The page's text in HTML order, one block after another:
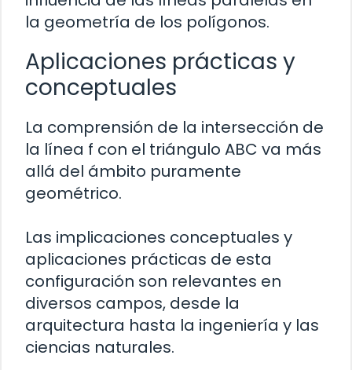
la geometría de los polígonos.
Aplicaciones prácticas y
conceptuales
La comprensión de la intersección de
la línea f con el triángulo ABC va más
allá del ámbito puramente
geométrico.
Las implicaciones conceptuales y
aplicaciones prácticas de esta
configuración son relevantes en
diversos campos, desde la
arquitectura hasta la ingeniería y las
ciencias naturales.